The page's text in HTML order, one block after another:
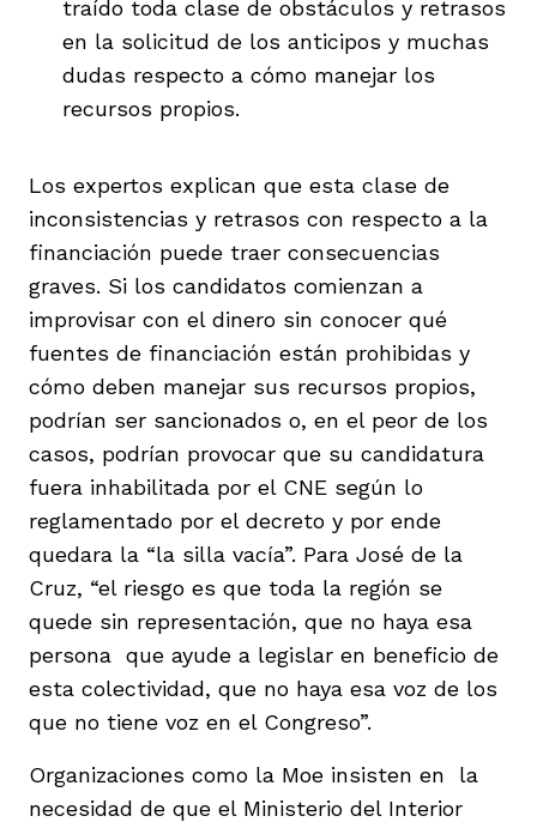
traído toda clase de obstáculos y retrasos
en la solicitud de los anticipos y muchas
dudas respecto a cómo manejar los
recursos propios.
Los expertos explican que esta clase de
inconsistencias y retrasos con respecto a la
financiación puede traer consecuencias
graves. Si los candidatos comienzan a
improvisar con el dinero sin conocer qué
fuentes de financiación están prohibidas y
cómo deben manejar sus recursos propios,
podrían ser sancionados o, en el peor de los
casos, podrían provocar que su candidatura
fuera inhabilitada por el CNE según lo
reglamentado por el decreto y por ende
quedara la “la silla vacía”. Para José de la
Cruz, “el riesgo es que toda la región se
quede sin representación, que no haya esa
persona que ayude a legislar en beneficio de
esta colectividad, que no haya esa voz de los
que no tiene voz en el Congreso”.
Organizaciones como la Moe insisten en la
necesidad de que el Ministerio del Interior